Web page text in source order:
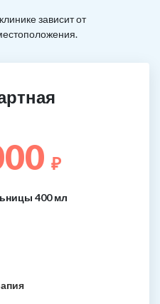
зависит от
₽
400 мл